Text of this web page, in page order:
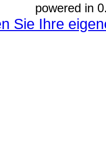
powered in
Sie Ihre